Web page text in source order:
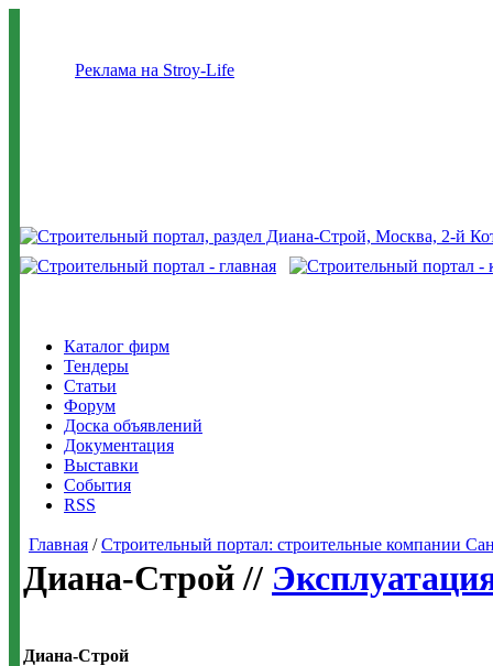
Реклама на Stroy-Life
Каталог фирм
Тендеры
Статьи
Форум
Доска объявлений
Документация
Выставки
События
RSS
Главная /Строительный портал: строительные компании
Диана-Строй //
Диана-Строй